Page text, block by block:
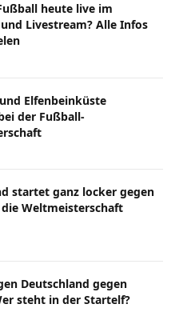
heute live im
Livestream? Alle Infos
Elfenbeinküste
der Fußball-
startet ganz locker gegen
die Weltmeisterschaft
Deutschland gegen
steht in der Startelf?